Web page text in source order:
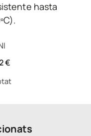
hasta
€